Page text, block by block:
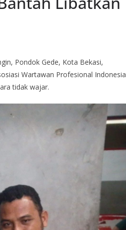
Pondok Gede, Kota Bekasi,
Wartawan Profesional Indonesia
tidak wajar.